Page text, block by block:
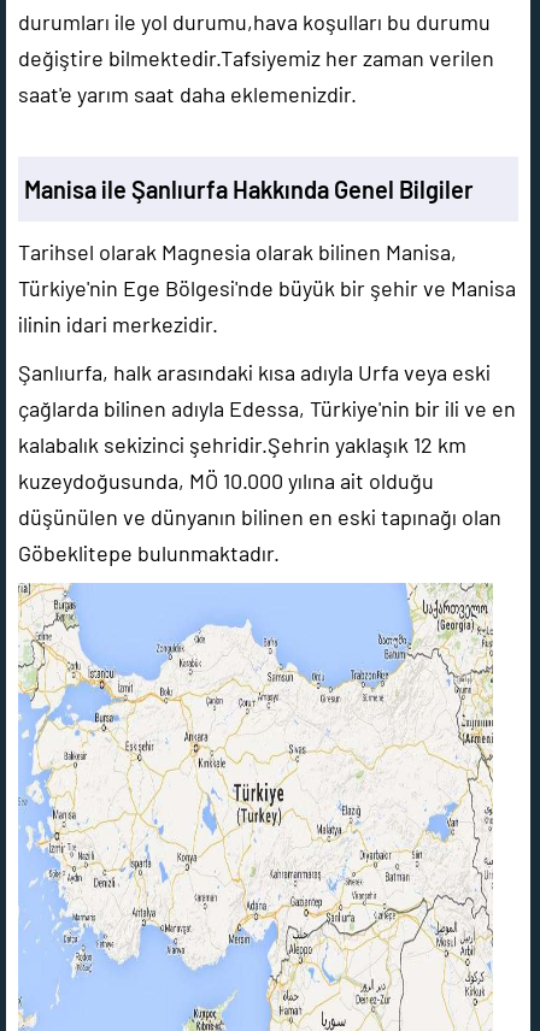
durumları ile yol durumu,hava koşulları bu durumu
değiştire bilmektedir.Tafsiyemiz her zaman verilen
saat'e yarım saat daha eklemenizdir.
Manisa ile Şanlıurfa Hakkında Genel Bilgiler
Tarihsel olarak Magnesia olarak bilinen Manisa,
Türkiye'nin Ege Bölgesi'nde büyük bir şehir ve Manisa
ilinin idari merkezidir.
Şanlıurfa, halk arasındaki kısa adıyla Urfa veya eski
çağlarda bilinen adıyla Edessa, Türkiye'nin bir ili ve en
kalabalık sekizinci şehridir.Şehrin yaklaşık 12 km
kuzeydoğusunda, MÖ 10.000 yılına ait olduğu
düşünülen ve dünyanın bilinen en eski tapınağı olan
Göbeklitepe bulunmaktadır.